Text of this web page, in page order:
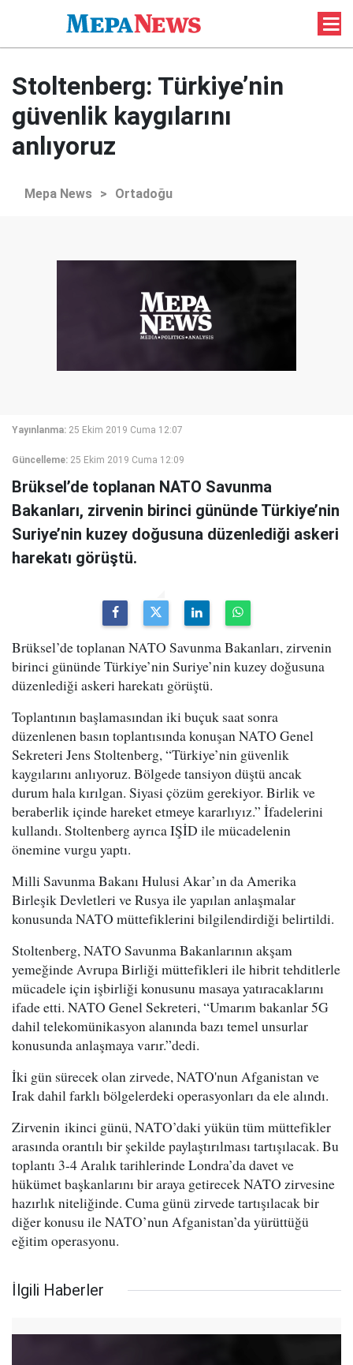
Stoltenberg: Türkiye’nin
güvenlik kaygılarını
anlıyoruz
Mepa News > Ortadoğu
Yayınlanma: 25 Ekim 2019 Cuma 12:07
Güncelleme: 25 Ekim 2019 Cuma 12:09
Brüksel’de toplanan NATO Savunma
Bakanları, zirvenin birinci gününde Türkiye’nin
Suriye’nin kuzey doğusuna düzenlediği askeri
harekatı görüştü.
Brüksel’de toplanan NATO Savunma Bakanları, zirvenin
birinci gününde Türkiye’nin Suriye’nin kuzey doğusuna
düzenlediği askeri harekatı görüştü.
Toplantının başlamasından iki buçuk saat sonra
düzenlenen basın toplantısında konuşan NATO Genel
Sekreteri Jens Stoltenberg, “Türkiye’nin güvenlik
kaygılarını anlıyoruz. Bölgede tansiyon düştü ancak
durum hala kırılgan. Siyasi çözüm gerekiyor. Birlik ve
beraberlik içinde hareket etmeye kararlıyız.” İfadelerini
kullandı. Stoltenberg ayrıca IŞİD ile mücadelenin
önemine vurgu yaptı.
Milli Savunma Bakanı Hulusi Akar’ın da Amerika
Birleşik Devletleri ve Rusya ile yapılan anlaşmalar
konusunda NATO müttefiklerini bilgilendirdiği belirtildi.
Stoltenberg, NATO Savunma Bakanlarının akşam
yemeğinde Avrupa Birliği müttefikleri ile hibrit tehditlerle
mücadele için işbirliği konusunu masaya yatıracaklarını
ifade etti. NATO Genel Sekreteri, “Umarım bakanlar 5G
dahil telekomünikasyon alanında bazı temel unsurlar
konusunda anlaşmaya varır.”dedi.
İki gün sürecek olan zirvede, NATO'nun Afganistan ve
Irak dahil farklı bölgelerdeki operasyonları da ele alındı.
Zirvenin ikinci günü, NATO’daki yükün tüm müttefikler
arasında orantılı bir şekilde paylaştırılması tartışılacak. Bu
toplantı 3-4 Aralık tarihlerinde Londra’da davet ve
hükümet başkanlarını bir araya getirecek NATO zirvesine
hazırlık niteliğinde. Cuma günü zirvede tartışılacak bir
diğer konusu ile NATO’nun Afganistan’da yürüttüğü
eğitim operasyonu.
İlgili Haberler